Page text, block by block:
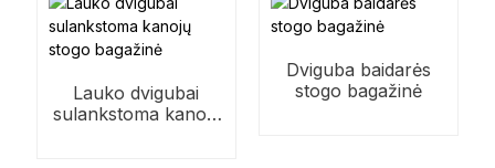
Lauko dvigubai
sulankstoma kanojų
Dviguba baidarės
stogo bagažinė